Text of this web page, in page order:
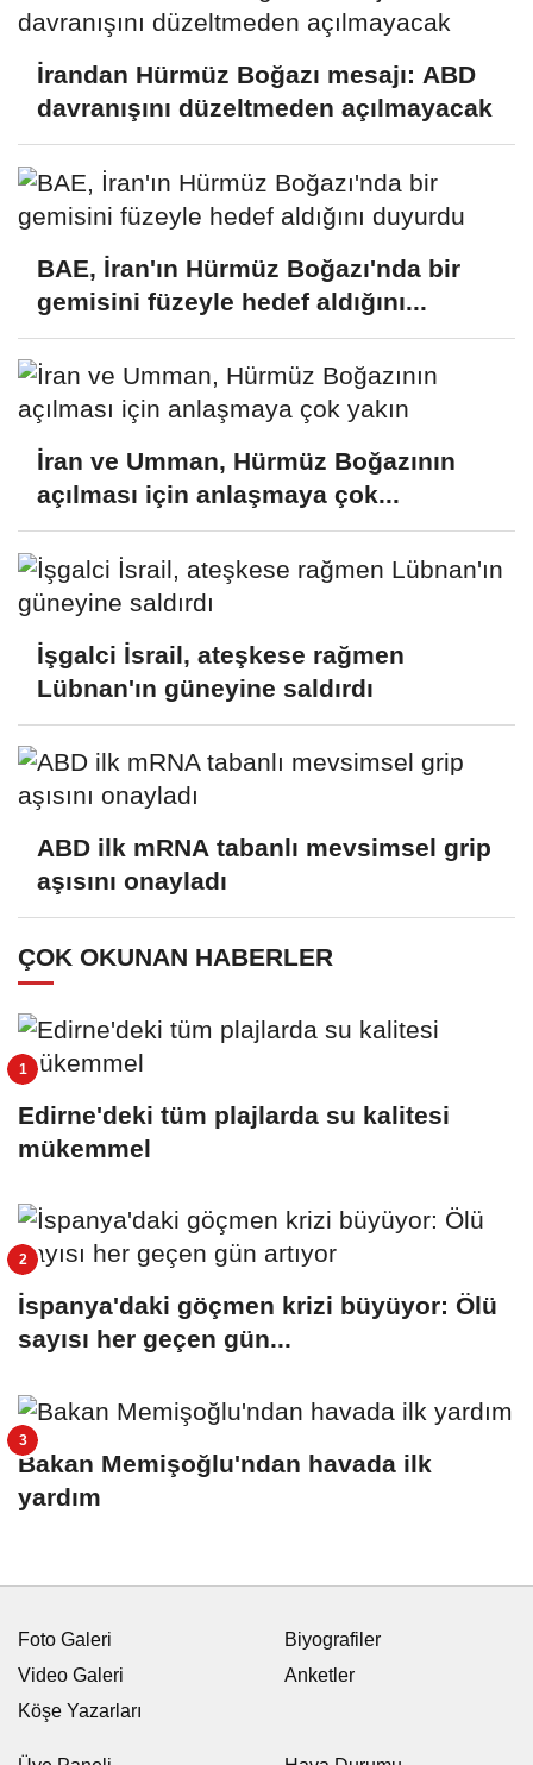
İrandan Hürmüz Boğazı mesajı: ABD
davranışını düzeltmeden açılmayacak
BAE, İran'ın Hürmüz Boğazı'nda bir
gemisini füzeyle hedef aldığını...
İran ve Umman, Hürmüz Boğazının
açılması için anlaşmaya çok...
İşgalci İsrail, ateşkese rağmen
Lübnan'ın güneyine saldırdı
ABD ilk mRNA tabanlı mevsimsel grip
aşısını onayladı
ÇOK OKUNAN HABERLER
Edirne'deki tüm plajlarda su kalitesi
mükemmel
İspanya'daki göçmen krizi büyüyor: Ölü
sayısı her geçen gün...
Bakan Memişoğlu'ndan havada ilk
yardım
Foto Galeri
Video Galeri
Köşe Yazarları
Biyografiler
Anketler